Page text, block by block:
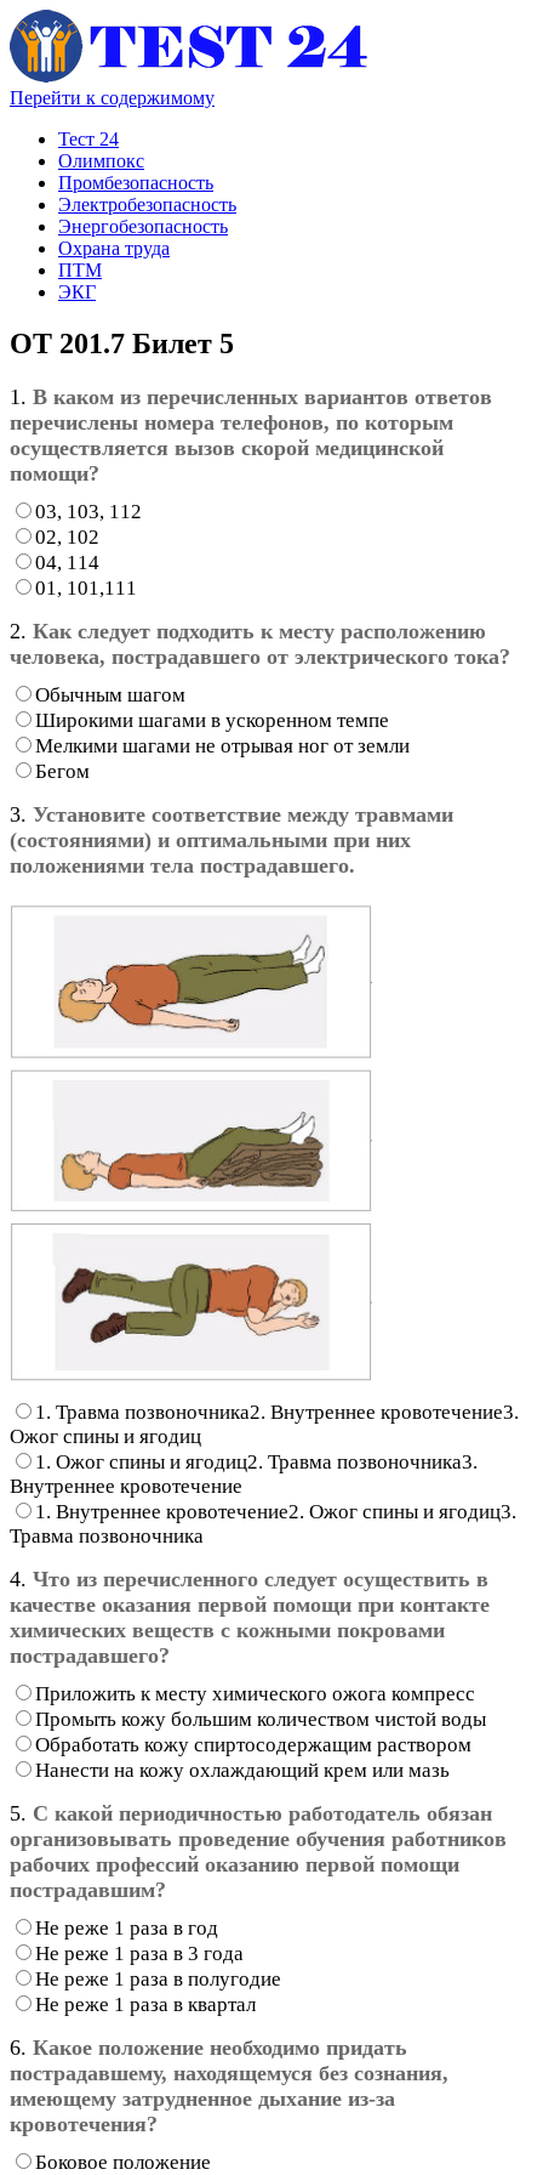
Перейти к содержимому
Тест 24
Олимпокс
Промбезопасность
Электробезопасность
Энергобезопасность
Охрана труда
ПТМ
ЭКГ
ОТ 201.7 Билет 5
1. В каком из перечисленных вариантов ответов
перечислены номера телефонов, по которым
осуществляется вызов скорой медицинской
помощи?
03, 103, 112
02, 102
04, 114
01, 101,111
2. Как следует подходить к месту расположению
человека, пострадавшего от электрического тока?
Обычным шагом
Широкими шагами в ускоренном темпе
Мелкими шагами не отрывая ног от земли
Бегом
3. Установите соответствие между травмами
(состояниями) и оптимальными при них
положениями тела пострадавшего.
1. Травма позвоночника2. Внутреннее кровотечение3.
Ожог спины и ягодиц
1. Ожог спины и ягодиц2. Травма позвоночника3.
Внутреннее кровотечение
1. Внутреннее кровотечение2. Ожог спины и ягодиц3.
Травма позвоночника
4. Что из перечисленного следует осуществить в
качестве оказания первой помощи при контакте
химических веществ с кожными покровами
пострадавшего?
Приложить к месту химического ожога компресс
Промыть кожу большим количеством чистой воды
Обработать кожу спиртосодержащим раствором
Нанести на кожу охлаждающий крем или мазь
5. С какой периодичностью работодатель обязан
организовывать проведение обучения работников
рабочих профессий оказанию первой помощи
пострадавшим?
Не реже 1 раза в год
Не реже 1 раза в 3 года
Не реже 1 раза в полугодие
Не реже 1 раза в квартал
6. Какое положение необходимо придать
пострадавшему, находящемуся без сознания,
имеющему затрудненное дыхание из-за
кровотечения?
Боковое положение